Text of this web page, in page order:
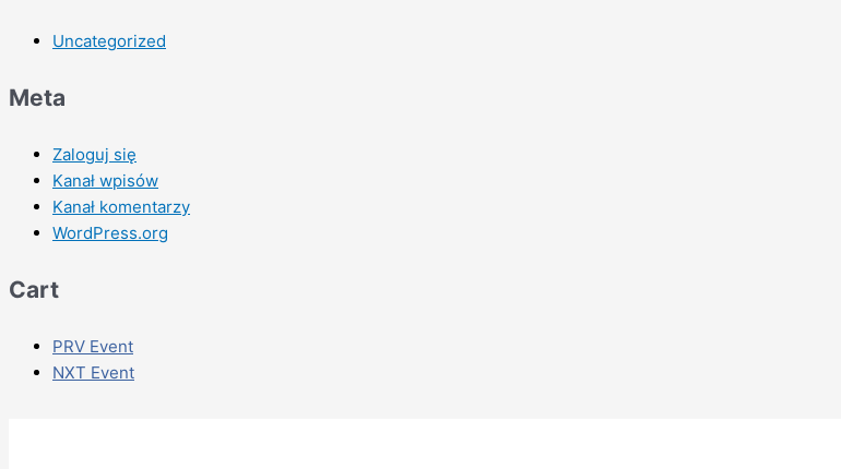
Uncategorized
Meta
Zaloguj się
Kanał wpisów
Kanał komentarzy
WordPress.org
Cart
PRV Event
NXT Event